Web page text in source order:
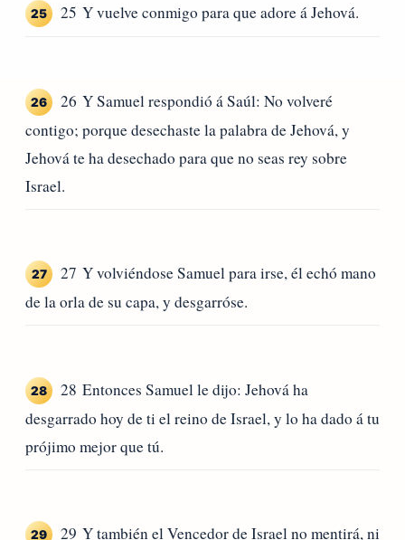
25 25 Y vuelve conmigo para que adore á Jehová.
26
26 Y Samuel respondió á Saúl: No volveré
contigo; porque desechaste la palabra de Jehová, y
Jehová te ha desechado para que no seas rey sobre
Israel.
27
27 Y volviéndose Samuel para irse, él echó mano
de la orla de su capa, y desgarróse.
28
28 Entonces Samuel le dijo: Jehová ha
desgarrado hoy de ti el reino de Israel, y lo ha dado á tu
prójimo mejor que tú.
29
29 Y también el Vencedor de Israel no mentirá, ni